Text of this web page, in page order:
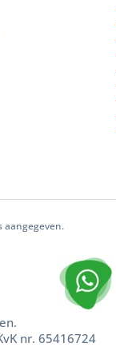
aangegeven.
nr. 65416724